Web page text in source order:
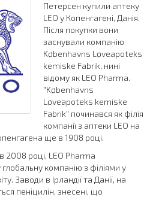
Петерсен купили аптеку
LEO у Копенгагені, Данія.
Після покупки вони
заснували компанію
Københavns Løveapoteks
kemiske Fabrik, нині
відому як LEO Pharma.
"Københavns
Løveapoteks kemiske
Fabrik" починався як філія
компанії з аптеки LEO на
ще в 1908 році.
2008 році, LEO Pharma
компанію з філіями у
Заводи в Ірландії та Данії, на
пеніцилін, знесені, що